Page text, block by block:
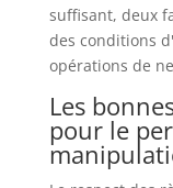
suffisant, deux
des conditions
opérations de
Les
pour le